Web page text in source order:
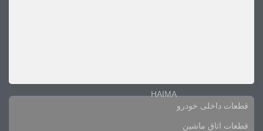
قطعات داخلی خودرو
HAIMA
قطعات اتاق ماشین